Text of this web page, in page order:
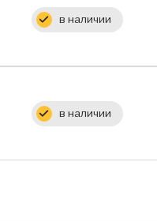
в наличии
в наличии